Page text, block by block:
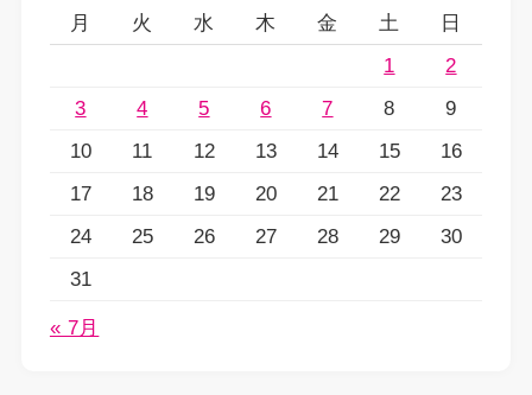
月
火 水 木 金 土
日
1
2
3
4 5 6 7 8
9
10
11 12 13 14 15
16
17
18 19 20 21 22
23
24
25 26 27 28 29
30
31
« 7月